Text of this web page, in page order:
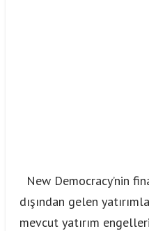
New Democracy’nin
dışından gelen
mevcut yatırım